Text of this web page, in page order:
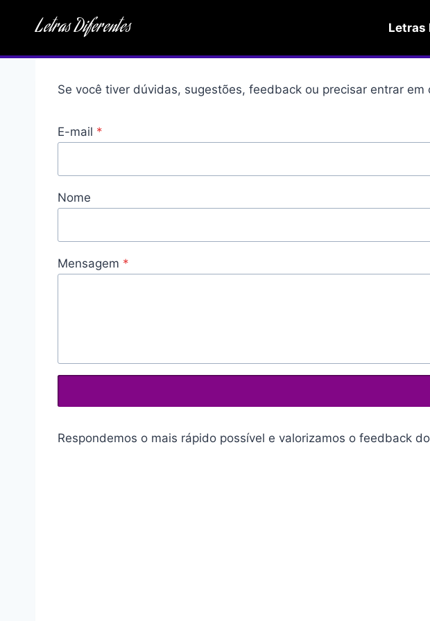
Letras Diferentes Letras
Se você tiver dúvidas, sugestões, feedback ou precisar entrar
E-mail *
Nome
Mensagem *
Respondemos o mais rápido possível e valorizamos o feedback